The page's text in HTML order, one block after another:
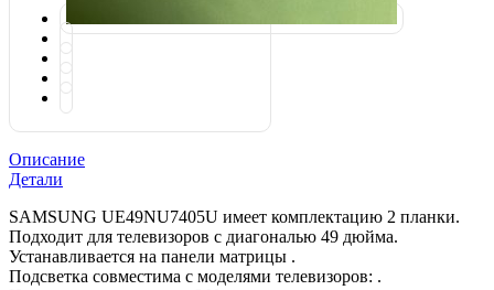
Описание
Детали
SAMSUNG UЕ49NU7405U имеет комплектацию 2 планки.
Подходит для телевизоров с диагональю 49 дюйма.
Устанавливается на панели матрицы .
Подсветка совместима с моделями телевизоров: .